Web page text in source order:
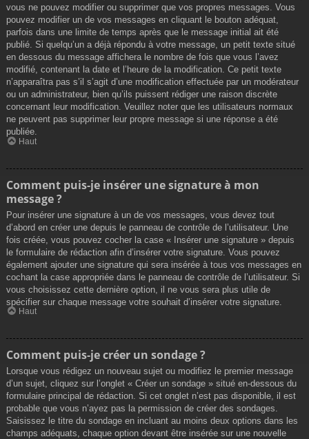
vous ne pouvez modifier ou supprimer que vos propres messages. Vous
pouvez modifier un de vos messages en cliquant le bouton adéquat,
parfois dans une limite de temps après que le message initial ait été
publié. Si quelqu’un a déjà répondu à votre message, un petit texte situé
en dessous du message affichera le nombre de fois que vous l’avez
modifié, contenant la date et l’heure de la modification. Ce petit texte
n’apparaîtra pas s’il s’agit d’une modification effectuée par un modérateur
ou un administrateur, bien qu’ils puissent rédiger une raison discrète
concernant leur modification. Veuillez noter que les utilisateurs normaux
ne peuvent pas supprimer leur propre message si une réponse a été
publiée.
Haut
Comment puis-je insérer une signature à mon
message ?
Pour insérer une signature à un de vos messages, vous devez tout
d’abord en créer une depuis le panneau de contrôle de l’utilisateur. Une
fois créée, vous pouvez cocher la case « Insérer une signature » depuis
le formulaire de rédaction afin d’insérer votre signature. Vous pouvez
également ajouter une signature qui sera insérée à tous vos messages en
cochant la case appropriée dans le panneau de contrôle de l’utilisateur. Si
vous choisissez cette dernière option, il ne vous sera plus utile de
spécifier sur chaque message votre souhait d’insérer votre signature.
Haut
Comment puis-je créer un sondage ?
Lorsque vous rédigez un nouveau sujet ou modifiez le premier message
d’un sujet, cliquez sur l’onglet « Créer un sondage » situé en-dessous du
formulaire principal de rédaction. Si cet onglet n’est pas disponible, il est
probable que vous n’ayez pas la permission de créer des sondages.
Saisissez le titre du sondage en incluant au moins deux options dans les
champs adéquats, chaque option devant être insérée sur une nouvelle